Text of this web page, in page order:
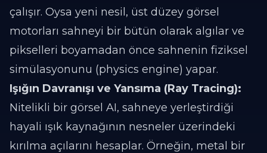
çalışır. Oysa yeni nesil, üst düzey görsel
motorları sahneyi bir bütün olarak algılar ve
pikselleri boyamadan önce sahnenin fiziksel
simülasyonunu (physics engine) yapar.
Işığın Davranışı ve Yansıma (Ray Tracing):
Nitelikli bir görsel AI, sahneye yerleştirdiği
hayali ışık kaynağının nesneler üzerindeki
kırılma açılarını hesaplar. Örneğin, metal bir